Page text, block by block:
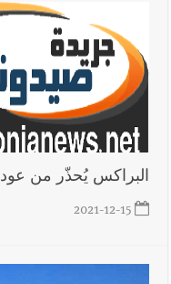
البراكس يُحذّر من
2021-12-15